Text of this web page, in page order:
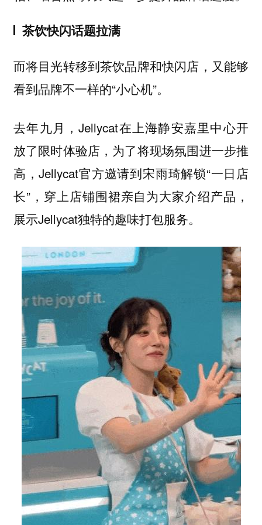
茶饮快闪话题拉满
而将目光转移到茶饮品牌和快闪店，又能够
看到品牌不一样的“小心机”。
去年九月，Jellycat在上海静安嘉里中心开
放了限时体验店，为了将现场氛围进一步推
高，Jellycat官方邀请到宋雨琦解锁“一日店
长”，穿上店铺围裙亲自为大家介绍产品，
展示Jellycat独特的趣味打包服务。